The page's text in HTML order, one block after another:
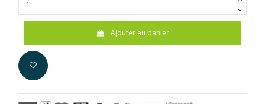
Ajouter au panier